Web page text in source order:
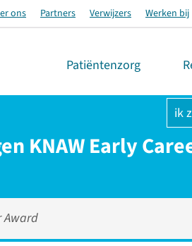
ons Partners Verwijzers Werken bij
Patiëntenzorg
ik
KNAW Early
Award